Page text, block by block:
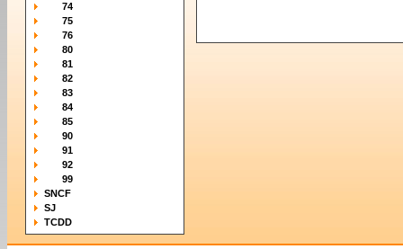
74
75
76
80
81
82
83
84
85
90
91
92
99
SNCF
SJ
TCDD